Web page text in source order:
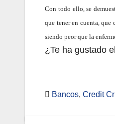
Con todo ello, se
que tener en cuenta, que
siendo peor que la
¿Te ha gustado
Bancos, Credit